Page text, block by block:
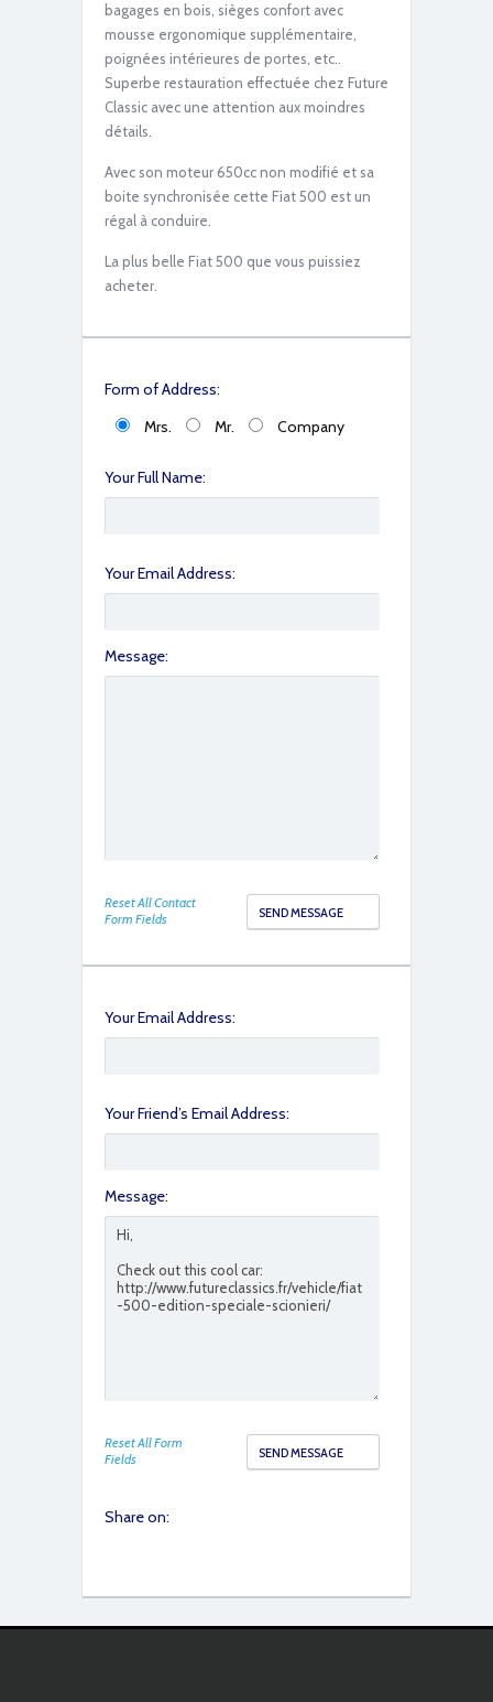
IMG_2674
IMG_2683
bagages en bois, sièges confort avec
mousse ergonomique supplémentaire,
poignées intérieures de portes, etc..
Superbe restauration effectuée chez Future
Classic avec une attention aux moindres
détails.
Avec son moteur 650cc non modifié et sa
boite synchronisée cette Fiat 500 est un
régal à conduire.
La plus belle Fiat 500 que vous puissiez
acheter.
Form of Address:
Mrs.
Mr. Company
Your Full Name:
Your Email Address:
Message:
Reset All Contact
Form Fields
Your Email Address:
Your Friend’s Email Address:
Message:
Reset All Form
Fields
Share on: